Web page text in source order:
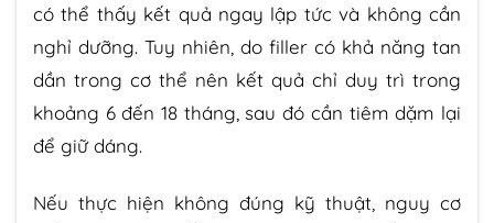
có thể thấy kết quả ngay lập tức và không cần
nghỉ dưỡng. Tuy nhiên, do filler có khả năng tan
dần trong cơ thể nên kết quả chỉ duy trì trong
khoảng 6 đến 18 tháng, sau đó cần tiêm dặm lại
để giữ dáng.
Nếu thực hiện không đúng kỹ thuật, nguy cơ